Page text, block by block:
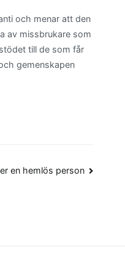
och menar att den
av missbrukare som
till de som får
gemenskapen
en hemlös person